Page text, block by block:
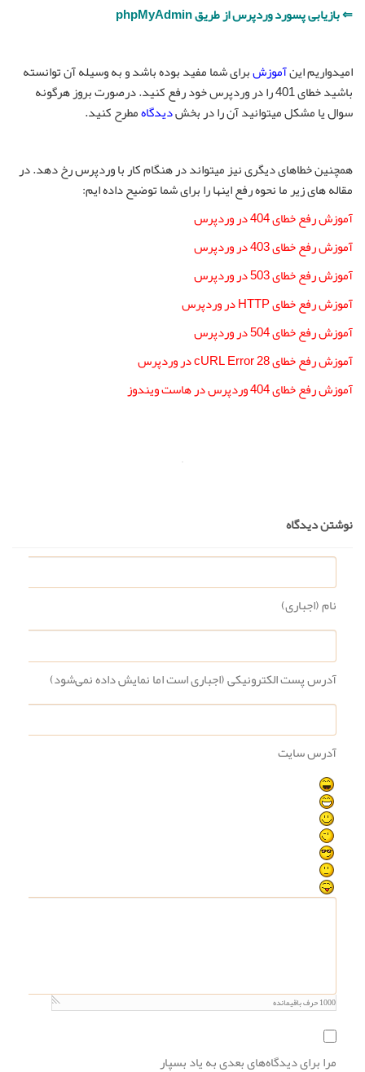
⇐ بازیابی پسورد وردپرس از طریق phpMyAdmin
امیدواریم اینآموزشبرای شما مفید بوده باشد و به وسیله آن توانسته
باشید خطای 401 را در وردپرس خود رفع کنید. درصورت بروز هرگونه
سوال یا مشکل میتوانید آن را در بخشدیدگاهمطرح کنید.
همچنین خطاهای دیگری نیز میتواند در هنگام کار با وردپرس رخ دهد. در
مقاله های زیر ما نحوه رفع اینها را برای شما توضیح داده ایم:
آموزش رفع خطای 404 در وردپرس
آموزش رفع خطای 403 در وردپرس
آموزش رفع خطای 503 در وردپرس
آموزش رفع خطای HTTP در وردپرس
آموزش رفع خطای 504 در وردپرس
آموزش رفع خطای cURL Error 28 در وردپرس
آموزش رفع خطای 404 وردپرس در هاست ویندوز
نوشتن دیدگاه
نام (اجباری)
آدرس پست الکترونیکی (اجباری است اما نمایش داده نمی‌شود)
آدرس سایت
1000حرف باقیمانده
مرا برای دیدگاه‌های بعدی به یاد بسپار